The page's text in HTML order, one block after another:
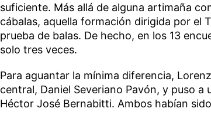
suficiente. Más allá de alguna artimaña
cábalas, aquella formación dirigida por el
prueba de balas. De hecho, en los 13
solo tres veces.
Para aguantar la mínima diferencia,
central, Daniel Severiano Pavón, y puso
Héctor José Bernabitti. Ambos habían